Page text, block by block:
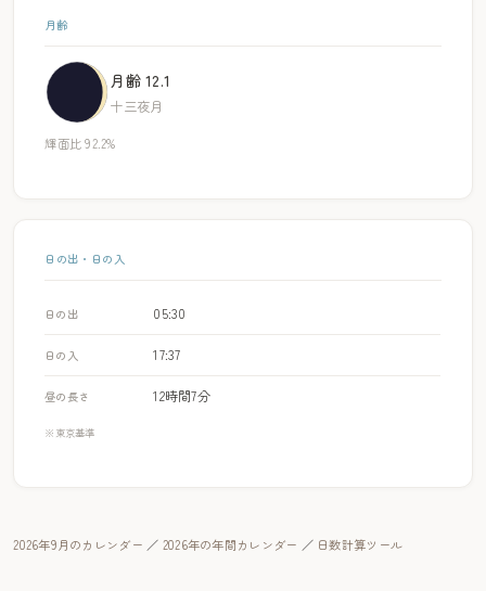
月齢
月齢 12.1
十三夜月
輝面比 92.2%
日の出・日の入
日の出 05:30
日の入 17:37
昼の長さ 12時間7分
※東京基準
2026年9月のカレンダー ／ 2026年の年間カレンダー ／ 日数計算ツール